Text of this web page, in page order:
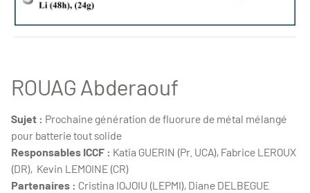
ROUAG Abderaouf
Sujet : Prochaine génération de fluorure de métal mélangé
pour batterie tout solide
Responsables ICCF : Katia GUERIN (Pr. UCA), Fabrice LEROUX
(DR), Kevin LEMOINE (CR)
Partenaires : Cristina IOJOIU (LEPMI), Diane DELBEGUE